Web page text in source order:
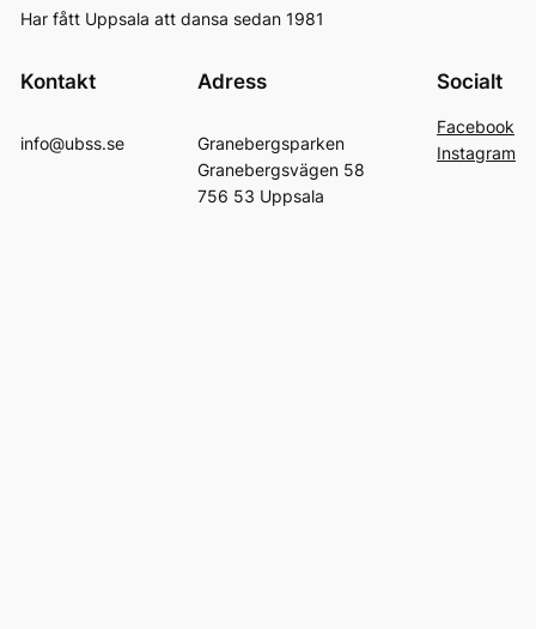
Har fått Uppsala att dansa sedan 1981
Kontakt
info@ubss.se
Adress
Granebergsparken
Granebergsvägen 58
756 53 Uppsala
Socialt
Facebook
Instagram